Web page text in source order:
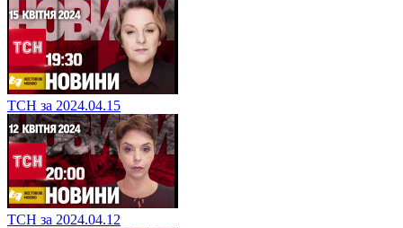
ТСН за 2024.04.15
ТСН за 2024.04.12